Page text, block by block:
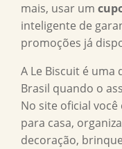
mais, usar um
inteligente de
promoções já
A Le Biscuit é uma
Brasil quando o
No site oficial
para casa,
decoração,